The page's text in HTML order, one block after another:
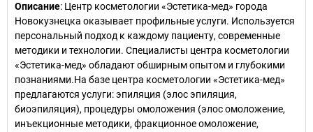
Описание: Центр косметологии «Эстетика-мед» города
Новокузнецка оказывает профильные услуги. Используется
персональный подход к каждому пациенту, современные
методики и технологии. Специалисты центра косметологии
«Эстетика-мед» обладают обширным опытом и глубокими
познаниями.На базе центра косметологии «Эстетика-мед»
предлагаются услуги: эпиляция (элос эпиляция,
биоэпиляция), процедуры омоложения (элос омоложение,
инъекционные методики, фракционное омоложение,